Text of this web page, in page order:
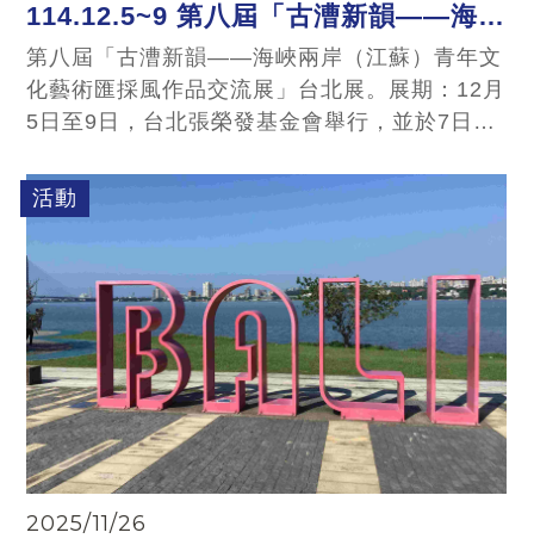
114.12.5~9 第八屆「古漕新韻——海峽
兩岸（江蘇）青年文化藝術匯採風作品
交流展」台北展
第八屆「古漕新韻——海峽兩岸（江蘇）青年文
化藝術匯採風作品交流展」台北展。展期：12月
5日至9日，台北張榮發基金會舉行，並於7日隆
院、江南大學、中國美術協會主辦，臺灣港澳台
美協協辦，匯聚蘇台青年創作者的採風佳作，以
藝術為媒介串聯運河文化與兩岸情感，持續推動
兩岸文化交流向更深層次發展。
活動
2025/11/26